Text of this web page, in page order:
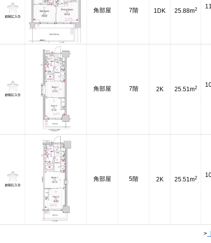
角部屋 7階 1DK 25.88m2
角部屋 7階 2K 25.51m2
角部屋 5階 2K 25.51m2
>